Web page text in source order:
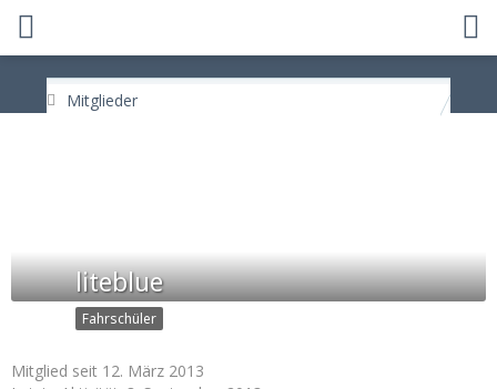
Mitglieder
liteblue
Fahrschüler
Mitglied seit 12. März 2013